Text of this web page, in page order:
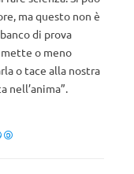
ma questo non è
di prova
mette o meno
o tace alla nostra
nell’anima”.